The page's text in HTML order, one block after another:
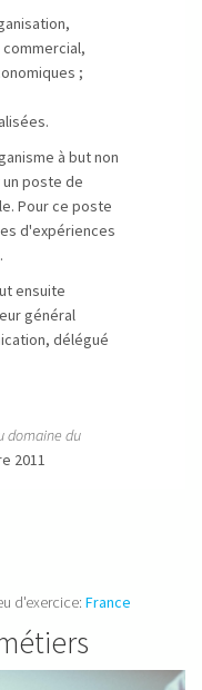
;
à but non
un poste de
Pour ce poste
d'expériences
ensuite
général
délégué
domaine du
2011
d'exercice: France